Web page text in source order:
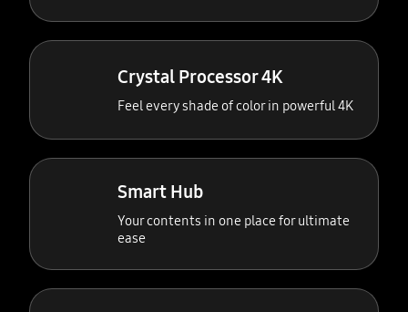
Crystal Processor 4K
Feel every shade of color in powerful 4K
Smart Hub
Your contents in one place for ultimate
ease